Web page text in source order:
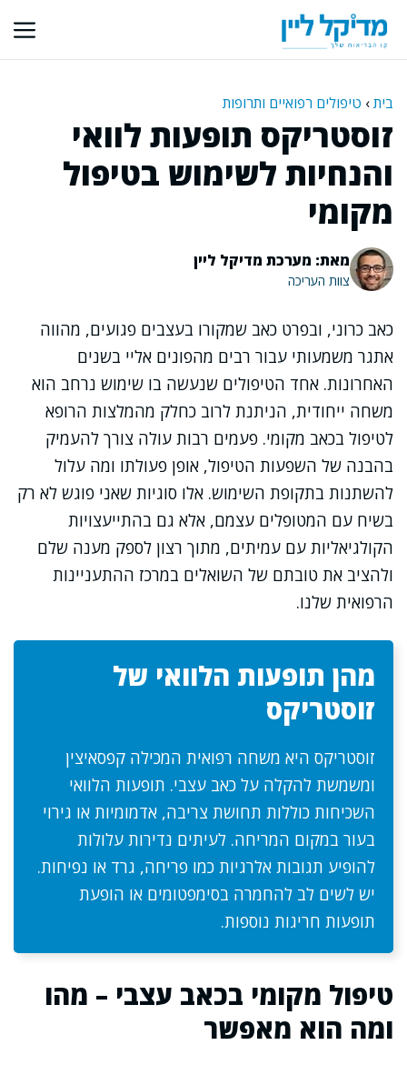
לתוכן
בית› טיפולים רפואיים ותרופות
זוסטריקס תופעות לוואי
והנחיות לשימוש בטיפול
מקומי
מאת: מערכת מדיקל ליין
צוות העריכה
כאב כרוני, ובפרט כאב שמקורו בעצבים פגועים, מהווה
אתגר משמעותי עבור רבים מהפונים אליי בשנים
האחרונות. אחד הטיפולים שנעשה בו שימוש נרחב הוא
משחה ייחודית, הניתנת לרוב כחלק מהמלצות הרופא
לטיפול בכאב מקומי. פעמים רבות עולה צורך להעמיק
בהבנה של השפעות הטיפול, אופן פעולתו ומה עלול
להשתנות בתקופת השימוש. אלו סוגיות שאני פוגש לא רק
בשיח עם המטופלים עצמם, אלא גם בהתייעצויות
הקולגיאליות עם עמיתים, מתוך רצון לספק מענה שלם
ולהציב את טובתם של השואלים במרכז ההתעניינות
הרפואית שלנו.
מהן תופעות הלוואי של
זוסטריקס
זוסטריקס היא משחה רפואית המכילה קפסאיצין
ומשמשת להקלה על כאב עצבי. תופעות הלוואי
השכיחות כוללות תחושת צריבה, אדמומיות או גירוי
בעור במקום המריחה. לעיתים נדירות עלולות
להופיע תגובות אלרגיות כמו פריחה, גרד או נפיחות.
יש לשים לב להחמרה בסימפטומים או הופעת
תופעות חריגות נוספות.
טיפול מקומי בכאב עצבי – מהו
ומה הוא מאפשר